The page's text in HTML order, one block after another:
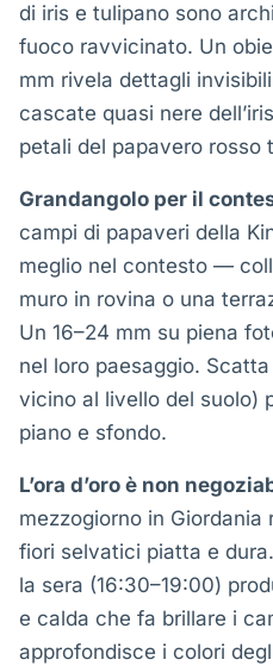
di iris e tulipano sono
fuoco ravvicinato. Un
mm rivela dettagli
cascate quasi nere
petali del papavero rosso
Grandangolo per il
campi di papaveri della
meglio nel contesto —
muro in rovina o una
Un 16–24 mm su piena
nel loro paesaggio.
vicino al livello del suolo)
piano e sfondo.
L’ora d’oro è non
mezzogiorno in
fiori selvatici piatta e
la sera (16:30–19:00)
e calda che fa brillare i
approfondisce i colori